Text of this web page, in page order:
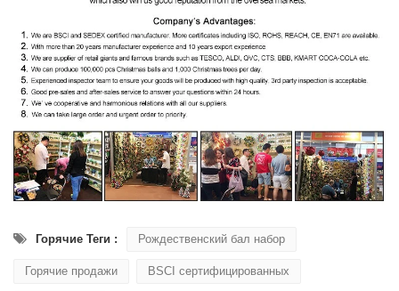
Горячие Теги : Рождественский бал набор
Горячие продажи BSCI сертифицированных